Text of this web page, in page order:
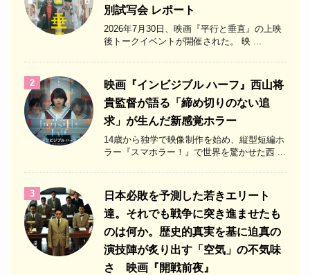
別試写会 レポート
2026年7月30日、映画『平行と垂直』の上映
後トークイベントが開催された。 映 ...
2
映画『インビジブル ハーフ』西山将
貴監督が語る「締め切りのない追
求」が生んだ新感覚ホラー
14歳から独学で映像制作を始め、縦型短編ホ
ラー『スマホラー！』で世界を驚かせた西 ...
3
日本必敗を予測した若きエリート
達。それでも戦争に突き進ませたも
のは何か。歴史的真実を基に迫真の
演技陣が炙り出す「空気」の不気味
さ 映画『開戦前夜』